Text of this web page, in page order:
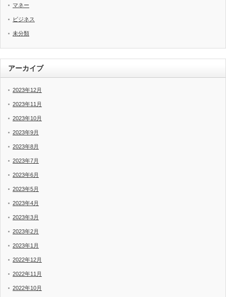
マネー
ビジネス
未分類
アーカイブ
2023年12月
2023年11月
2023年10月
2023年9月
2023年8月
2023年7月
2023年6月
2023年5月
2023年4月
2023年3月
2023年2月
2023年1月
2022年12月
2022年11月
2022年10月